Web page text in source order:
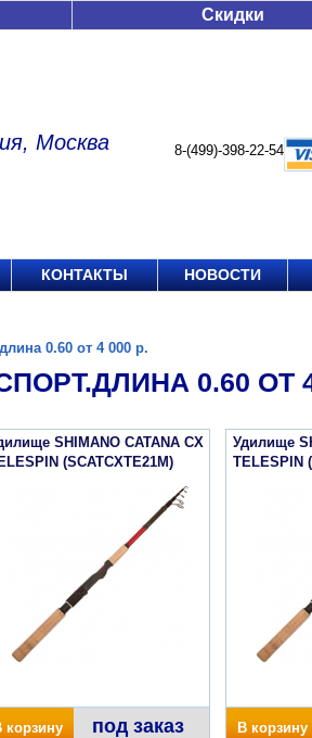
Скидки
Москва 8-(499)-398-22-54
КОНТАКТЫ НОВОСТИ
0.60 от 4 000 р.
0.60 ОТ
SHIMANO CATANA CX
(SCATCXTE21M)
корзину под заказ
Удилище
TELESPIN
В корзину